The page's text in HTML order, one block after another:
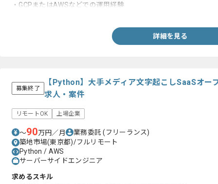
・GCPまたはAWSなどでの運用経験
・TerraformやKubernetesの運用経験
・RESTful APIの設計開発経験
詳細を見る
募集終了
【Python】大手メディア文字起こしSaaSオー
求人・案件
リモートOK 上場企業
〜90万円／月 業務委託(フリーランス)
築地市場(東京都)/フルリモート
Python / AWS
サーバーサイドエンジニア
求めるスキル